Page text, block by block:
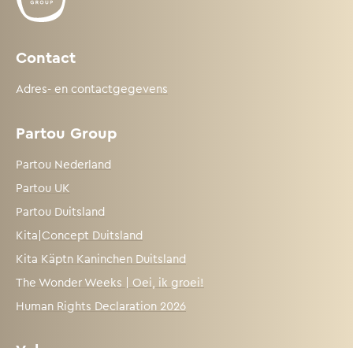
Contact
Adres- en contactgegevens
Partou Group
Partou Nederland
Partou UK
Partou Duitsland
Kita|Concept Duitsland
Kita Käptn Kaninchen Duitsland
The Wonder Weeks | Oei, ik groei!
Human Rights Declaration 2026